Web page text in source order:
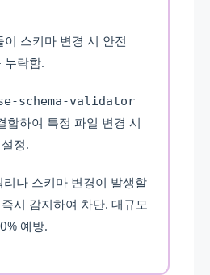
이 스키마 변경 시 안전
누락함.
schema-validator
합하여 특정 파일 변경 시
정.
리나 스키마 변경이 발생할
시 감지하여 차단. 대규모
예방.